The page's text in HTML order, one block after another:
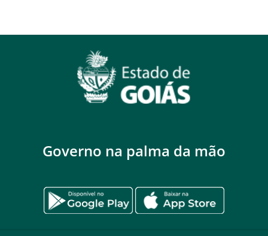
Governo na palma da mão